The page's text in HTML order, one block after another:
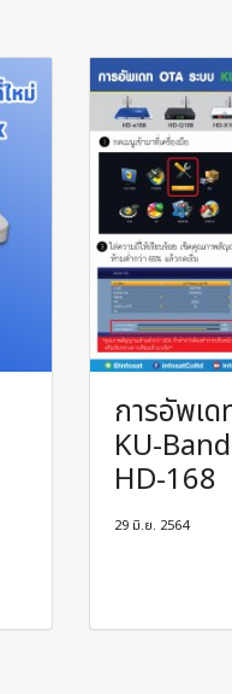
การอัพเด
KU-
HD-168
29 มิ.ย. 2564